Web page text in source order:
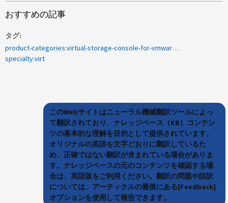
おすすめの記事
タグ
product-categories:virtual-storage-console-for-vmware-vsphere
specialty:virt
このWebサイトはニューラル機械翻訳ツールによっ
て翻訳されており、ナレッジベース（KB）コンテン
ツの基本的な理解を目的として提供されています。
オリジナルの英語を文字どおりに翻訳しているた
め、正確ではない翻訳が含まれている場合がありま
す。ナレッジベースの元のコンテンツを確認する場
合は、英語版をご利用ください。翻訳の問題や誤訳
については、アーティクルの最後にある[Feedback]
オプションを使用して報告できます。